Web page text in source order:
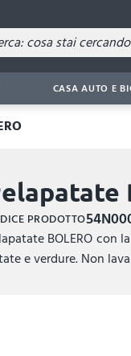
CASA AUTO E
PRODOTTO
BOLERO con
e verdure. Non